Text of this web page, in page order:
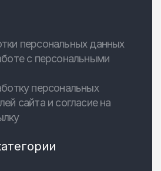
персональных данных
с персональными
персональных
сайта и согласие на